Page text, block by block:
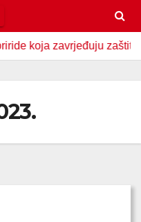
zavrjeđuju zaštitu